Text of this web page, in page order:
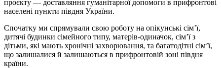
проєкту — доставляння гуманітарної допомоги в прифронтові
населені пункти півдня України.
Спочатку ми спрямували свою роботу на опікунські сім’ї,
дитячі будинки сімейного типу, матерів-одиначок, сім’ї з
дітьми, які мають хронічні захворювання, та багатодітні сім’ї,
що залишалися й залишаються в прифронтовій зоні півдня
країни.